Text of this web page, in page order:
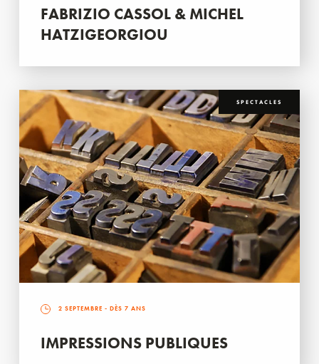
FABRIZIO CASSOL & MICHEL
HATZIGEORGIOU
SPECTACLES
2 SEPTEMBRE - DÈS 7 ANS
IMPRESSIONS PUBLIQUES